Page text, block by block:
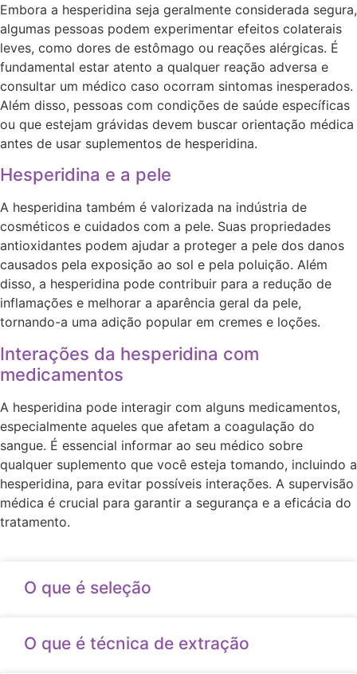
Embora a hesperidina seja geralmente considerada segura,
algumas pessoas podem experimentar efeitos colaterais
leves, como dores de estômago ou reações alérgicas. É
fundamental estar atento a qualquer reação adversa e
consultar um médico caso ocorram sintomas inesperados.
Além disso, pessoas com condições de saúde específicas
ou que estejam grávidas devem buscar orientação médica
antes de usar suplementos de hesperidina.
Hesperidina e a pele
A hesperidina também é valorizada na indústria de
cosméticos e cuidados com a pele. Suas propriedades
antioxidantes podem ajudar a proteger a pele dos danos
causados pela exposição ao sol e pela poluição. Além
disso, a hesperidina pode contribuir para a redução de
inflamações e melhorar a aparência geral da pele,
tornando-a uma adição popular em cremes e loções.
Interações da hesperidina com
medicamentos
A hesperidina pode interagir com alguns medicamentos,
especialmente aqueles que afetam a coagulação do
sangue. É essencial informar ao seu médico sobre
qualquer suplemento que você esteja tomando, incluindo a
hesperidina, para evitar possíveis interações. A supervisão
médica é crucial para garantir a segurança e a eficácia do
tratamento.
O que é seleção
O que é técnica de extração